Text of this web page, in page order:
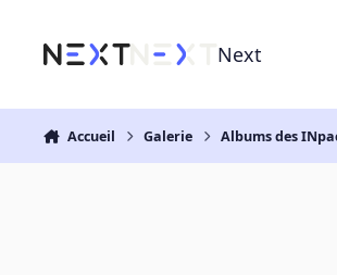
Next
Accueil Galerie Albums des